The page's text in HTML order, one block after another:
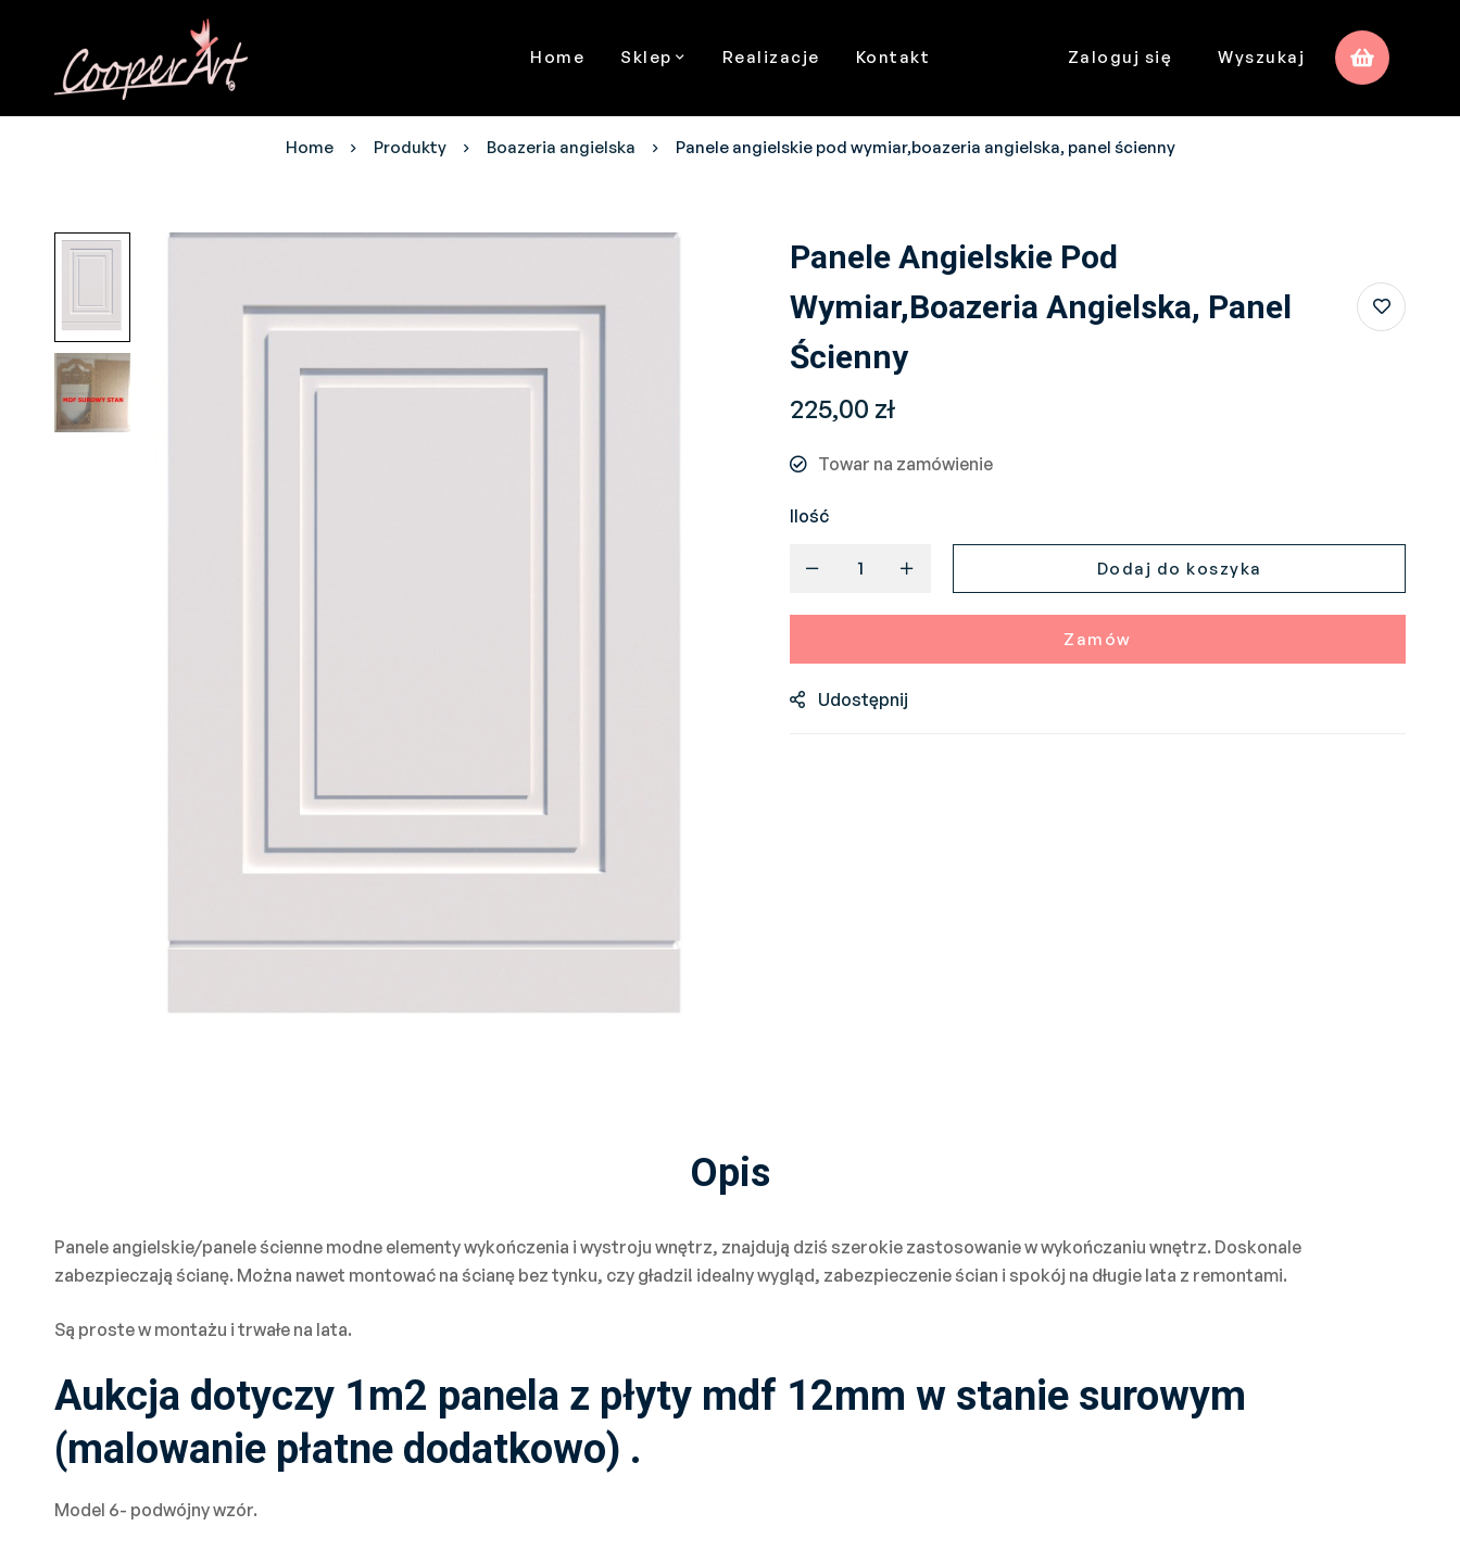
Home Sklep Realizacje Kontakt Zaloguj się Wyszukaj
Home Produkty Boazeria angielska Panele angielskie pod wymiar,boazeria angielska, panel ścienny
Panele Angielskie Pod
Wymiar,boazeria Angielska, Panel
Ścienny
225,00 zł
Towar na zamówienie
Ilość
Dodaj do koszyka
Zamów
Udostępnij
Opis
Panele angielskie/panele ścienne modne elementy wykończenia i wystroju wnętrz, znajdują dziś szerokie zastosowanie w wykończaniu wnętrz. Doskonale
zabezpieczają ścianę. Można nawet montować na ścianę bez tynku, czy gładzi! idealny wygląd, zabezpieczenie ścian i spokój na długie lata z remontami.
Są proste w montażu i trwałe na lata.
Aukcja dotyczy 1m2 panela z płyty mdf 12mm w stanie surowym
(malowanie płatne dodatkowo) .
Model 6- podwójny wzór.